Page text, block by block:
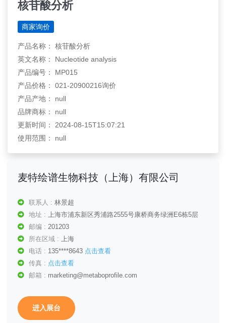
核苷酸分析
商家询价
产品名称： 核苷酸分析
英文名称： Nucleotide analysis
产品编号： MP015
产品价格： 021-20900216询价
产品产地： null
品牌商标： null
更新时间： 2024-08-15T15:07:21
使用范围： null
麦特绘谱生物科技（上海）有限公司
联系人 : 林景超
地址 : 上海市浦东新区秀浦路2555号康桥商务绿洲E6栋5层
邮编 : 201203
所在区域 : 上海
电话 : 135****8643 点击查看
传真 : 点击查看
邮箱 : marketing@metaboprofile.com
进入展台